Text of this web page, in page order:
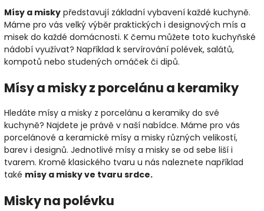
Mísy a misky představují základní vybavení každé kuchyně.
Máme pro vás velký výběr praktických i designových mís a
misek do každé domácnosti. K čemu můžete toto kuchyňské
nádobí využívat? Například k servírování polévek, salátů,
kompotů nebo studených omáček či dipů.
Mísy a misky z porcelánu a keramiky
Hledáte mísy a misky z porcelánu a keramiky do své
kuchyně? Najdete je právě v naší nabídce. Máme pro vás
porcelánové a keramické mísy a misky různých velikostí,
barev i designů. Jednotlivé mísy a misky se od sebe liší i
tvarem. Kromě klasického tvaru u nás naleznete například
také mísy a misky ve tvaru srdce.
Misky na polévku